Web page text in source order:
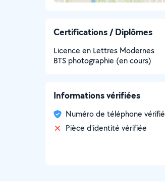
Certifications / Diplômes
Licence en Lettres Modernes
BTS photographie (en cours)
Informations vérifiées
Numéro de téléphone vérifié
Pièce d'identité vérifiée